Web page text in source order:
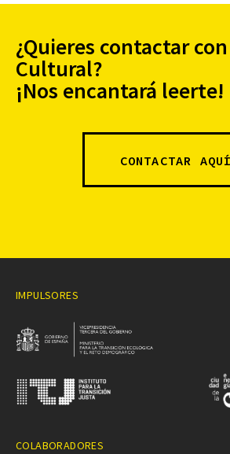
¿Quieres contactar
Cultural?
¡Nos encantará leerte!
CONTACTAR AQUÍ
IMPULSORES
COLABORADORES